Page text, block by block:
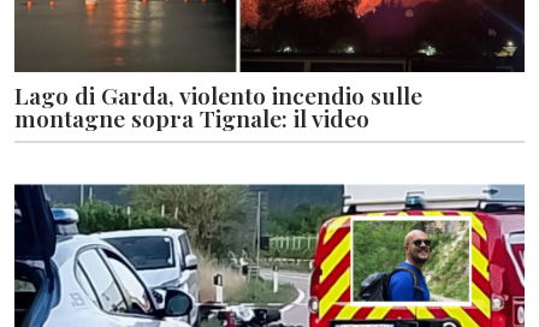
Lago di Garda, violento incendio sulle
montagne sopra Tignale: il video